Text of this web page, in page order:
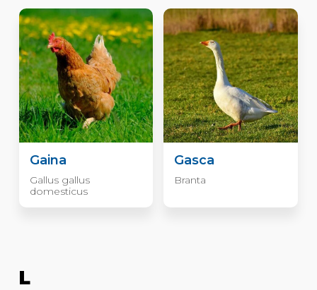
Gaina
Gallus gallus
domesticus
Gasca
Branta
L